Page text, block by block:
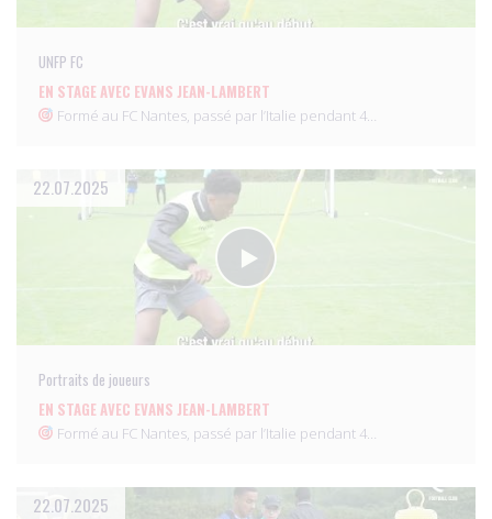
UNFP FC
EN STAGE AVEC EVANS JEAN-LAMBERT
Formé au FC Nantes, passé par l’Italie pendant 4…
22.07.2025
Portraits de joueurs
EN STAGE AVEC EVANS JEAN-LAMBERT
Formé au FC Nantes, passé par l’Italie pendant 4…
22.07.2025